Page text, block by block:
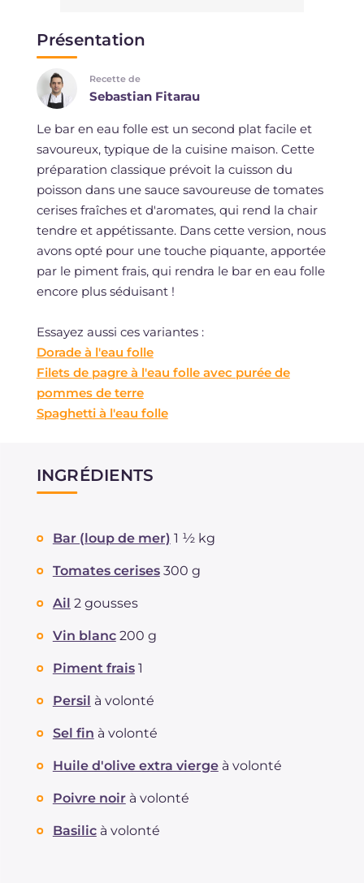
Présentation
Recette de
Sebastian Fitarau
Le bar en eau folle est un second plat facile et
savoureux, typique de la cuisine maison. Cette
préparation classique prévoit la cuisson du
poisson dans une sauce savoureuse de tomates
cerises fraîches et d'aromates, qui rend la chair
tendre et appétissante. Dans cette version, nous
avons opté pour une touche piquante, apportée
par le piment frais, qui rendra le bar en eau folle
encore plus séduisant !
Essayez aussi ces variantes :
Dorade à l'eau folle
Filets de pagre à l'eau folle avec purée de
pommes de terre
Spaghetti à l'eau folle
INGRÉDIENTS
Bar (loup de mer) 1 ½ kg
Tomates cerises 300 g
Ail 2 gousses
Vin blanc 200 g
Piment frais 1
Persil à volonté
Sel fin à volonté
Huile d'olive extra vierge à volonté
Poivre noir à volonté
Basilic à volonté